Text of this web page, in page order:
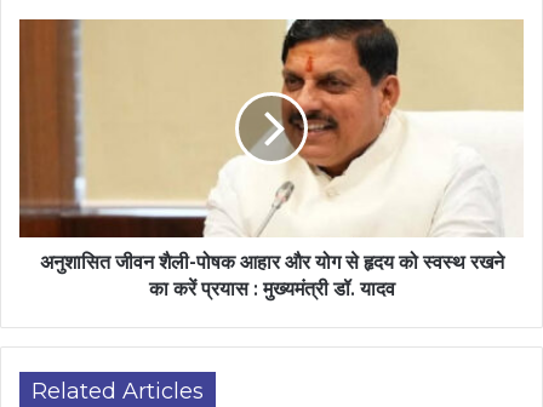
अनुशासित जीवन शैली-पोषक आहार और योग से हृदय को स्वस्थ रखने
का करें प्रयास : मुख्यमंत्री डॉ. यादव
Related Articles